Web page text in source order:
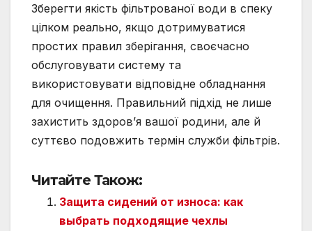
Зберегти якість фільтрованої води в спеку
цілком реально, якщо дотримуватися
простих правил зберігання, своєчасно
обслуговувати систему та
використовувати відповідне обладнання
для очищення. Правильний підхід не лише
захистить здоров’я вашої родини, але й
суттєво подовжить термін служби фільтрів.
Читайте Також:
Защита сидений от износа: как
выбрать подходящие чехлы